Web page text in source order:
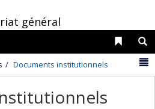
général
Liens
Documents institutionnels